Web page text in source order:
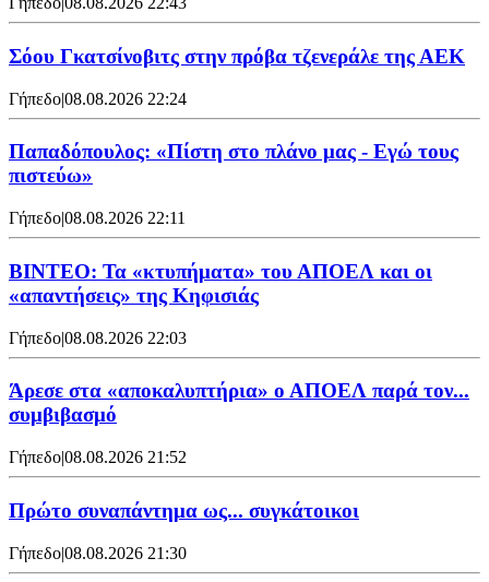
Σόου Γκατσίνοβιτς στην πρόβα τζενεράλε της ΑΕΚ
Γήπεδο|08.08.2026 22:24
Παπαδόπουλος: «Πίστη στο πλάνο μας - Εγώ τους
πιστεύω»
Γήπεδο|08.08.2026 22:11
ΒΙΝΤΕΟ: Τα «κτυπήματα» του ΑΠΟΕΛ και οι
«απαντήσεις» της Κηφισιάς
Γήπεδο|08.08.2026 22:03
Άρεσε στα «αποκαλυπτήρια» ο ΑΠΟΕΛ παρά τον...
συμβιβασμό
Γήπεδο|08.08.2026 21:52
Πρώτο συναπάντημα ως... συγκάτοικοι
Γήπεδο|08.08.2026 21:30